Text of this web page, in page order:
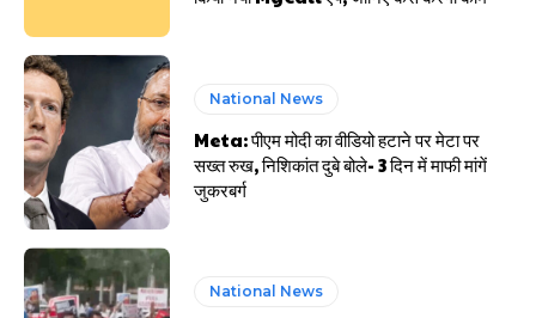
National News
Meta: पीएम मोदी का वीडियो हटाने पर मेटा पर
सख्त रुख, निशिकांत दुबे बोले- 3 दिन में माफी मांगें
जुकरबर्ग
National News